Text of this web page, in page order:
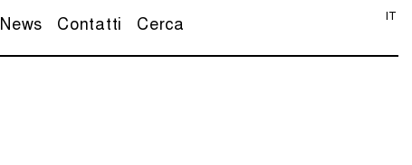
News Contatti Cerca IT